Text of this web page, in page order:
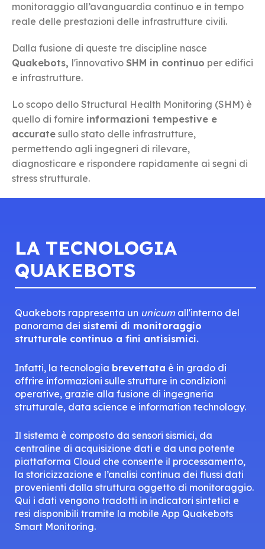
monitoraggio all’avanguardia continuo e in tempo
reale delle prestazioni delle infrastrutture civili.
Dalla fusione di queste tre discipline nasce
Quakebots, l'innovativo SHM in continuo per edifici
e infrastrutture.
Lo scopo dello Structural Health Monitoring (SHM) è
quello di fornire informazioni tempestive e
accurate sullo stato delle infrastrutture,
permettendo agli ingegneri di rilevare,
diagnosticare e rispondere rapidamente ai segni di
stress strutturale.
LA TECNOLOGIA
QUAKEBOTS
Quakebots rappresenta un unicumall'interno del
panorama dei sistemi di monitoraggio
strutturale continuo a fini antisismici.
Infatti, la tecnologia brevettata è in grado di
offrire informazioni sulle strutture in condizioni
operative, grazie alla fusione di ingegneria
strutturale, data science e information technology.
Il sistema è composto da sensori sismici, da
centraline di acquisizione dati e da una potente
piattaforma Cloud che consente il processamento,
la storicizzazione e l’analisi continua dei flussi dati
provenienti dalla struttura oggetto di monitoraggio.
Qui i dati vengono tradotti in indicatori sintetici e
resi disponibili tramite la mobile App Quakebots
Smart Monitoring.